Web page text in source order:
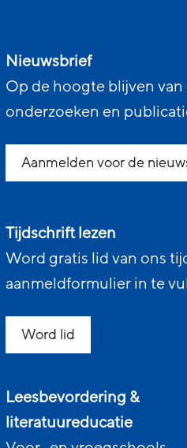
Nieuwsbrief
Op de hoogte blijven van
onderzoeken en
Aanmelden voor de
Tijdschrift lezen
Word gratis lid van ons
aanmeldformulier in te
Word lid
Leesbevordering &
literatuureducatie